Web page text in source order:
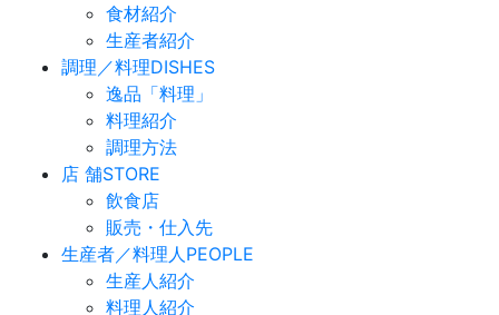
食材紹介
生産者紹介
調理／料理DISHES
逸品「料理」
料理紹介
調理方法
店 舗STORE
飲食店
販売・仕入先
生産者／料理人PEOPLE
生産人紹介
料理人紹介